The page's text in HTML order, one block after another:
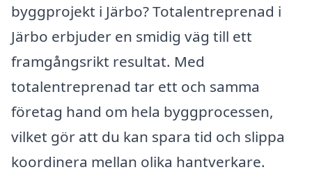
byggprojekt i Järbo? Totalentreprenad i
Järbo erbjuder en smidig väg till ett
framgångsrikt resultat. Med
totalentreprenad tar ett och samma
företag hand om hela byggprocessen,
vilket gör att du kan spara tid och slippa
koordinera mellan olika hantverkare.